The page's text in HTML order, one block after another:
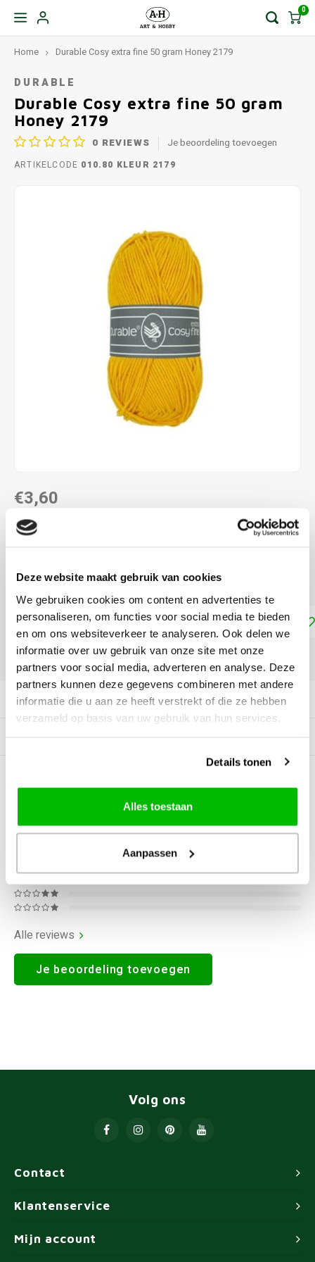
Deze website maakt gebruik van cookies
We gebruiken cookies om content en advertenties te
personaliseren, om functies voor social media te bieden
en om ons websiteverkeer te analyseren. Ook delen we
informatie over uw gebruik van onze site met onze
partners voor social media, adverteren en analyse. Deze
partners kunnen deze gegevens combineren met andere
informatie die u aan ze heeft verstrekt of die ze hebben
verzameld op basis van uw gebruik van hun services.
Details tonen
Alles toestaan
Aanpassen
0
Home Durable Cosy extra fine 50 gram Honey 2179
DURABLE
Durable Cosy extra fine 50 gram
Honey 2179
0 REVIEWS Je beoordeling toevoegen
ARTIKELCODE 010.80 KLEUR 2179
€3,60
DIRECT LEVERBAAR
meer
Toevoegen aan winkelwagen
Productomschrijving
0Reviews
Alle reviews
Je beoordeling toevoegen
Contact
Volg ons
Klantenservice
Mijn account